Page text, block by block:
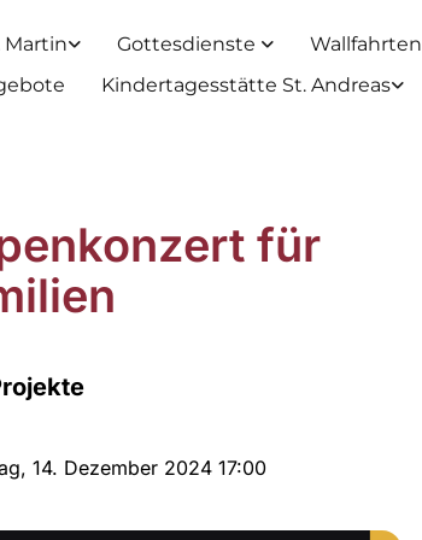
Martin Gottesdienste Wallfahrten
Kindertagesstätte St. Andreas
für
14. Dezember 2024 17:00